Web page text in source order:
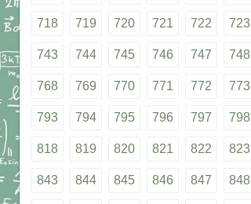
718 719 720 721 722 723
743 744 745 746 747 748
768 769 770 771 772 773
793 794 795 796 797 798
818 819 820 821 822 823
843 844 845 846 847 848